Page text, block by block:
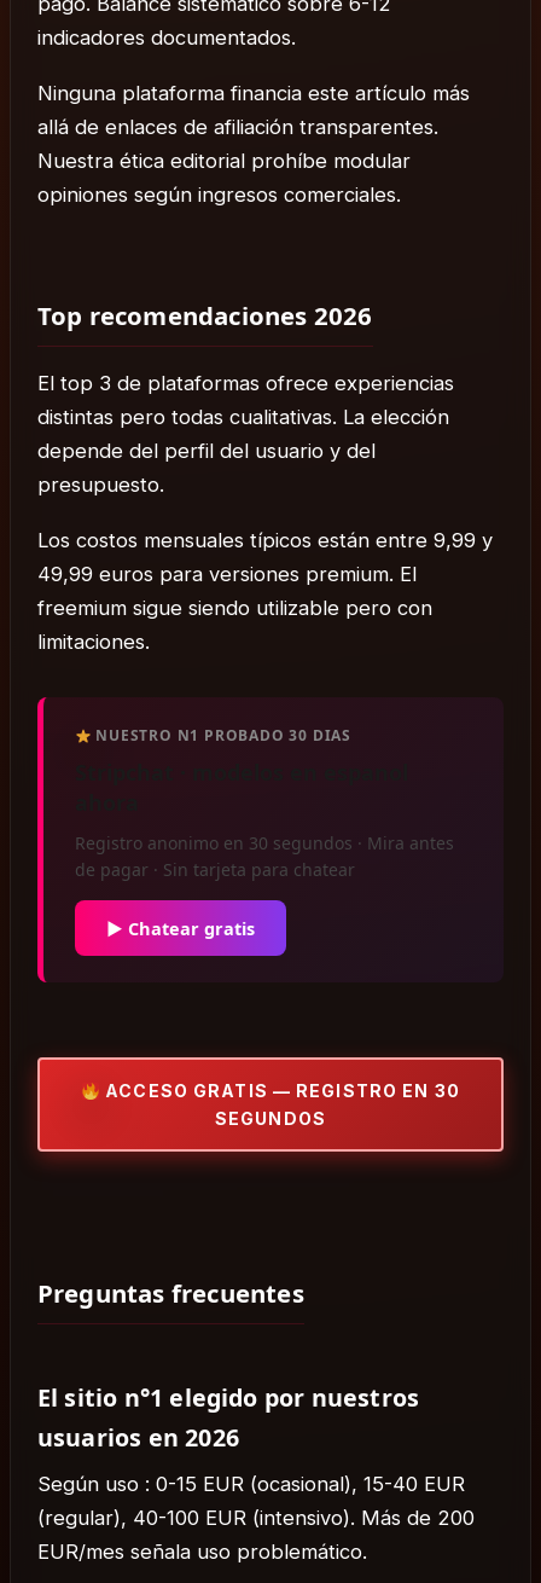
indicadores documentados.
Ninguna plataforma financia este artículo más
allá de enlaces de afiliación transparentes.
Nuestra ética editorial prohíbe modular
opiniones según ingresos comerciales.
Top recomendaciones 2026
El top 3 de plataformas ofrece experiencias
distintas pero todas cualitativas. La elección
depende del perfil del usuario y del
presupuesto.
Los costos mensuales típicos están entre 9,99 y
49,99 euros para versiones premium. El
freemium sigue siendo utilizable pero con
limitaciones.
NUESTRO N1 PROBADO 30 DIAS
Registro anonimo en 30 segundos · Mira antes
de pagar · Sin tarjeta para chatear
▶ Chatear gratis
ACCESO GRATIS — REGISTRO EN 30
SEGUNDOS
Preguntas frecuentes
El sitio n°1 elegido por nuestros
usuarios en 2026
Según uso : 0-15 EUR (ocasional), 15-40 EUR
(regular), 40-100 EUR (intensivo). Más de 200
EUR/mes señala uso problemático.